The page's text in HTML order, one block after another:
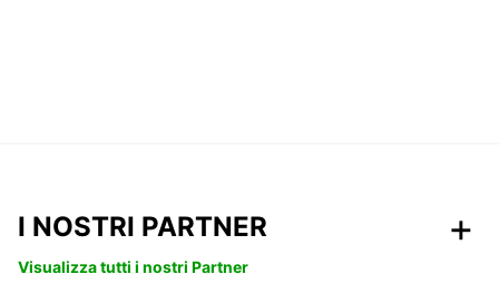
I NOSTRI PARTNER
Visualizza tutti i nostri Partner